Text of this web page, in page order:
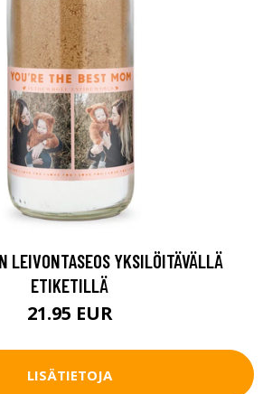
LEIVONTASEOS YKSILÖITÄVÄLLÄ
ETIKETILLÄ
21.95 EUR
LISÄTIETOJA